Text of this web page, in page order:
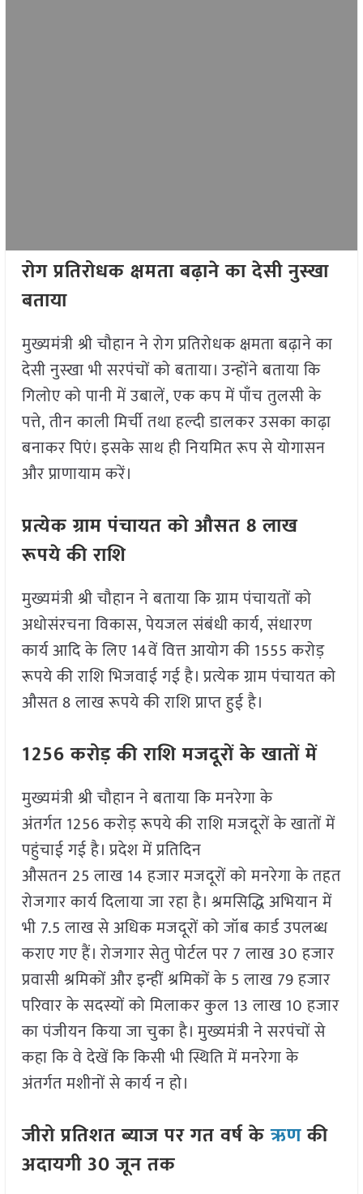
रोग प्रतिरोधक क्षमता बढ़ाने का देसी नुस्खा
बताया
मुख्यमंत्री श्री चौहान ने रोग प्रतिरोधक क्षमता बढ़ाने का
देसी नुस्खा भी सरपंचों को बताया। उन्होंने बताया कि
गिलोए को पानी में उबालें, एक कप में पाँच तुलसी के
पत्ते, तीन काली मिर्ची तथा हल्दी डालकर उसका काढ़ा
बनाकर पिएं। इसके साथ ही नियमित रूप से योगासन
और प्राणायाम करें।
प्रत्येक ग्राम पंचायत को औसत 8 लाख
रूपये की राशि
मुख्यमंत्री श्री चौहान ने बताया कि ग्राम पंचायतों को
अधोसंरचना विकास, पेयजल संबंधी कार्य, संधारण
कार्य आदि के लिए 14वें वित्त आयोग की 1555 करोड़
रूपये की राशि भिजवाई गई है। प्रत्येक ग्राम पंचायत को
औसत 8 लाख रूपये की राशि प्राप्त हुई है।
1256 करोड़ की राशि मजदूरों के खातों में
मुख्यमंत्री श्री चौहान ने बताया कि मनरेगा के
अंतर्गत 1256 करोड़ रूपये की राशि मजदूरों के खातों में
पहुंचाई गई है। प्रदेश में प्रतिदिन
औसतन 25 लाख 14 हजार मजदूरों को मनरेगा के तहत
रोजगार कार्य दिलाया जा रहा है। श्रमसिद्धि अभियान में
भी 7.5 लाख से अधिक मजदूरों को जॉब कार्ड उपलब्ध
कराए गए हैं। रोजगार सेतु पोर्टल पर 7 लाख 30 हजार
प्रवासी श्रमिकों और इन्हीं श्रमिकों के 5 लाख 79 हजार
परिवार के सदस्यों को मिलाकर कुल 13 लाख 10 हजार
का पंजीयन किया जा चुका है। मुख्यमंत्री ने सरपंचों से
कहा कि वे देखें कि किसी भी स्थिति में मनरेगा के
अंतर्गत मशीनों से कार्य न हो।
जीरो प्रतिशत ब्याज पर गत वर्ष केऋणकी
अदायगी 30 जून तक